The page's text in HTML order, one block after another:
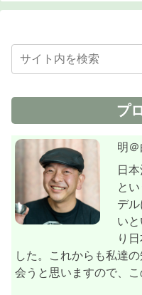
プ
明
日
と
デ
い
り
した。これからも私達
会うと思いますので、こ